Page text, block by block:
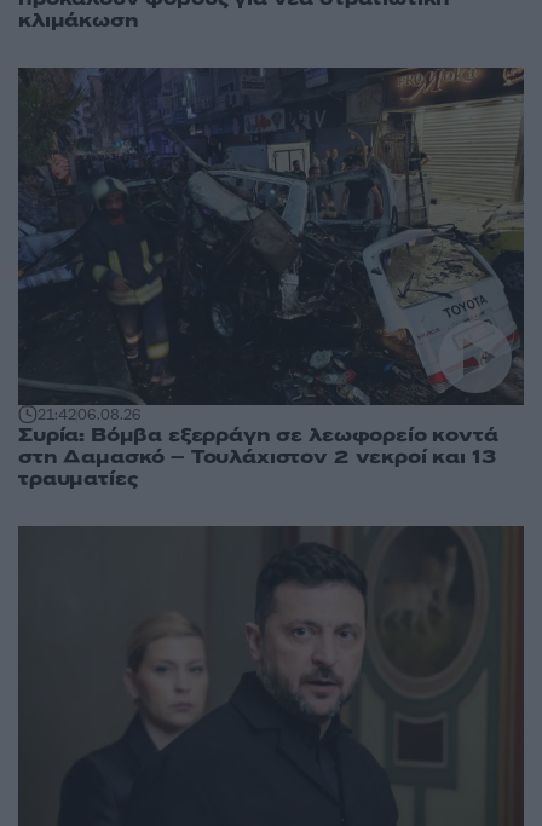
κλιμάκωση
21:4206.08.26
Συρία: Βόμβα εξερράγη σε λεωφορείο κοντά
στη Δαμασκό – Τουλάχιστον 2 νεκροί και 13
τραυματίες